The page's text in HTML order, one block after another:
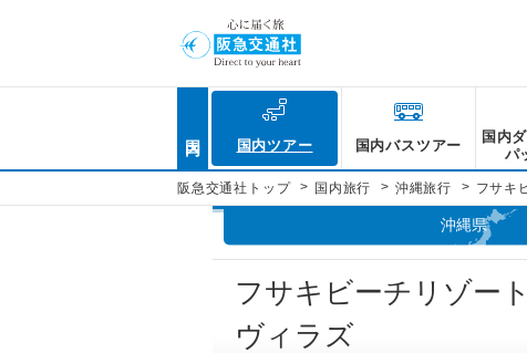
国内ツアー 国内バスツアー
国内
パ
阪急交通社トップ > 国内旅行 > 沖縄旅行 > フサキ
沖縄県
フサキビーチリゾー
ヴィラズ